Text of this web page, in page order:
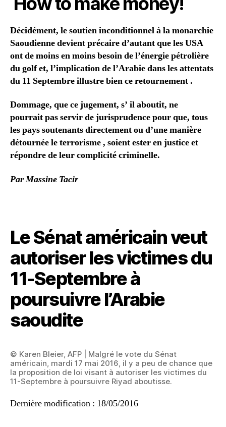
Décidément, le soutien inconditionnel à la monarchie
Saoudienne devient précaire d’autant que les USA
ont de moins en moins besoin de l’énergie pétrolière
du golf et, l’implication de l’Arabie dans les attentats
du 11 Septembre illustre bien ce retournement .
Dommage, que ce jugement, s’ il aboutit, ne
pourrait pas servir de jurisprudence pour que, tous
les pays soutenants directement ou d’une manière
détournée le terrorisme , soient ester en justice et
répondre de leur complicité criminelle.
Par Massine Tacir
Le Sénat américain veut
autoriser les victimes du
11-Septembre à
poursuivre l’Arabie
saoudite
© Karen Bleier, AFP | Malgré le vote du Sénat
américain, mardi 17 mai 2016, il y a peu de chance que
la proposition de loi visant à autoriser les victimes du
11-Septembre à poursuivre Riyad aboutisse.
Dernière modification : 18/05/2016